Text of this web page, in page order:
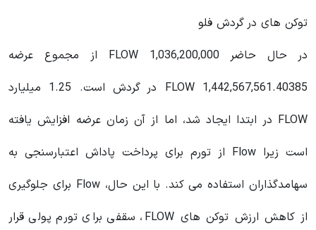
توکن های در گردش فلو
در حال حاضر 1,036,200,000 FLOW از مجموع عرضه
1,442,567,561.40385 FLOW در گردش است. 1.25 میلیارد
FLOW در ابتدا ایجاد شد، اما از آن زمان عرضه افزایش یافته
است زیرا Flow از تورم برای پرداخت پاداش اعتبارسنجی به
سهامدگذاران استفاده می کند. با این حال، Flow برای جلوگیری
از کاهش ارزش توکن های FLOW، سقفی برای تورم پولی قرار